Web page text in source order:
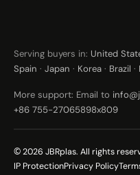
Serving buyers in: United
Spain · Japan · Korea · Brazil ·
More support: Email to
+86 755-27065898x809
© 2026 JBRplas. All rights
IP ProtectionPrivacy Policy